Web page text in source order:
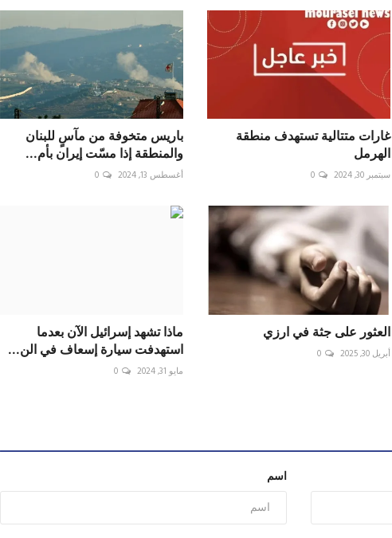
غارات متتالية تستهدف منطقة
الهرمل
سبتمبر 30, 2024 0
باريس متخوفة من مآسٍ للبنان
والمنطقة إذا مسّت إيران بأم...
أغسطس 13, 2024 0
العثور على جثة في ارزي
أبريل 30, 2025 0
ماذا تشهد إسرائيل الآن بعدما
استهدفت سيارة إسعاف في الن...
مايو 31, 2024 0
اسم